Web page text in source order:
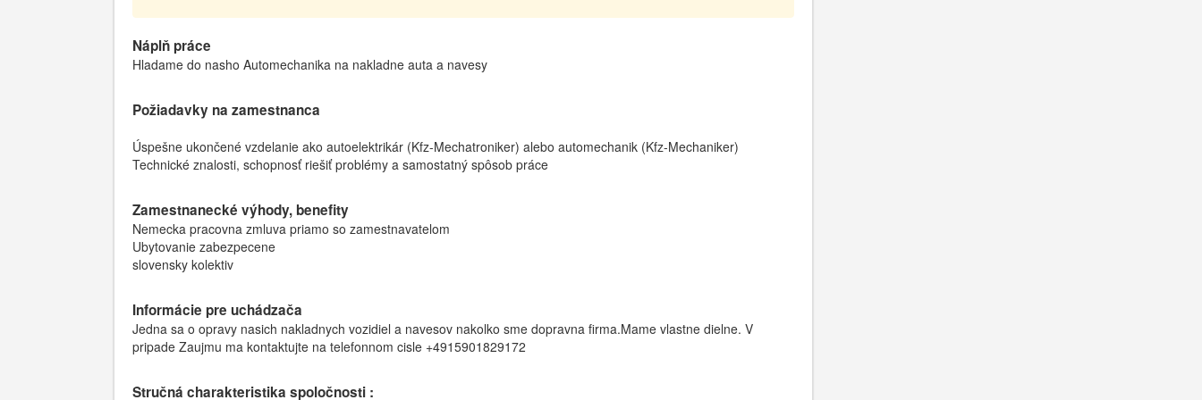
Náplň práce
Hladame do nasho Automechanika na nakladne auta a navesy
Požiadavky na zamestnanca
Úspešne ukončené vzdelanie ako autoelektrikár (Kfz-Mechatroniker) alebo automechanik (Kfz-Mechaniker)
Technické znalosti, schopnosť riešiť problémy a samostatný spôsob práce
Zamestnanecké výhody, benefity
Nemecka pracovna zmluva priamo so zamestnavatelom
Ubytovanie zabezpecene
slovensky kolektiv
Informácie pre uchádzača
Jedna sa o opravy nasich nakladnych vozidiel a navesov nakolko sme dopravna firma.Mame vlastne dielne. V
pripade Zaujmu ma kontaktujte na telefonnom cisle +4915901829172
Stručná charakteristika spoločnosti :